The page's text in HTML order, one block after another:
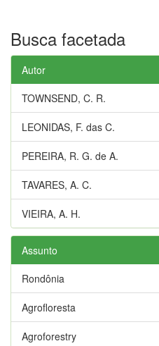
Busca facetada
Autor
TOWNSEND, C. R.
LEONIDAS, F. das C.
PEREIRA, R. G. de A.
TAVARES, A. C.
VIEIRA, A. H.
Assunto
Rondônia
Agrofloresta
Agroforestry